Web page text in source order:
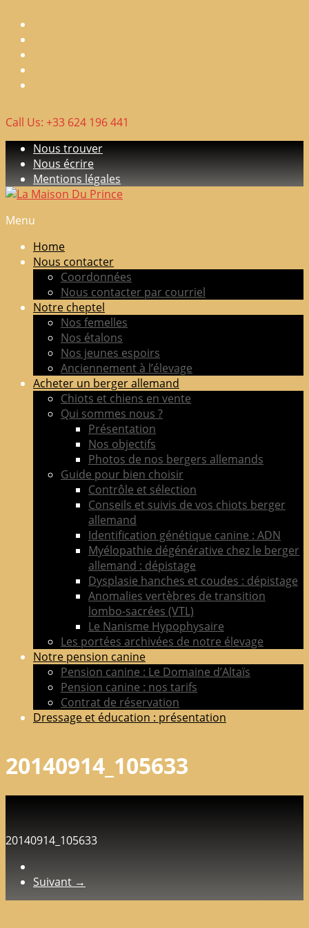
content
Call Us: +33 624 196 441
Nous trouver
Nous écrire
Mentions légales
La
Maison
Du
Prince
Elevage
allemand
adultes
Menu
Home
Nous contacter
Coordonnées
Nous contacter par courriel
Notre cheptel
Nos femelles
Nos étalons
Nos jeunes espoirs
Anciennement à l’élevage
Acheter un berger allemand
Chiots et chiens en vente
Qui sommes nous ?
Présentation
Nos objectifs
Photos de nos bergers allemands
Guide pour bien choisir
Contrôle et sélection
Conseils et suivis de vos chiots berger
allemand
Identification génétique canine : ADN
Myélopathie dégénérative chez le berger
allemand : dépistage
Dysplasie hanches et coudes : dépistage
Anomalies vertèbres de transition
lombo-sacrées (VTL)
Le Nanisme Hypophysaire
Les portées archivées de notre élevage
Notre pension canine
Pension canine : Le Domaine d’Altaïs
Pension canine : nos tarifs
Contrat de réservation
Dressage et éducation : présentation
20140914_105633
20140914_105633
Suivant →